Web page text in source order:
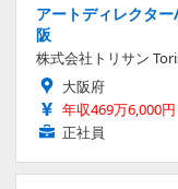
アートディレクタ
阪
株式会社トリサン
大阪府
年収469万6,000
正社員